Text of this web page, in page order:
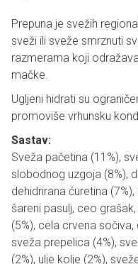
Prepuna je svežih
sveži ili sveže smrznuti
razmerama koji
mačke.
Ugljeni hidrati su
promoviše vrhunsku
Sastav:
Sveža pačetina (11%),
slobodnog uzgoja (8%),
dehidrirana ćuretina
šareni pasulj, ceo
(5%), cela crvena
sveža prepelica (4%),
(2%), ulje kolje (2%),